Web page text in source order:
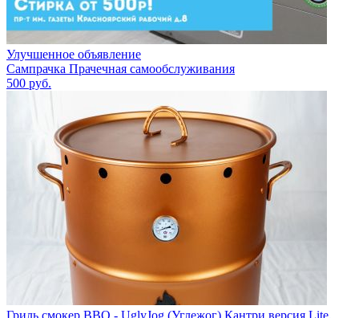
Улучшенное объявление
Сампрачка Прачечная самообслуживания
500 руб.
Гриль смокер BBQ - UglyJog (Углежог) Кантри версия Lite,